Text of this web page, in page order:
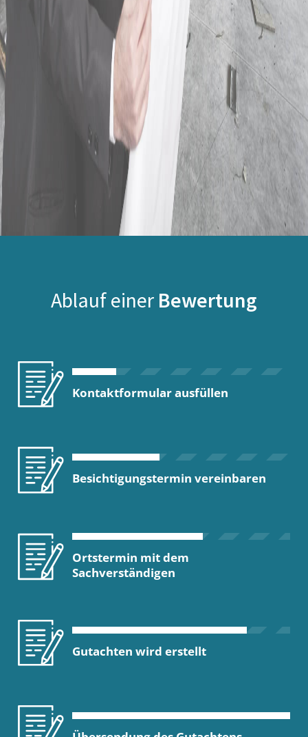
Ablauf einer Bewertung
Kontaktformular ausfüllen
Besichtigungstermin vereinbaren
Ortstermin mit dem
Sachverständigen
Gutachten wird erstellt